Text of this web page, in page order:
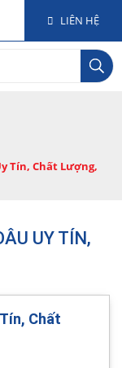
LIÊN HỆ
Tín, Chất Lượng,
UY TÍN,
Chất